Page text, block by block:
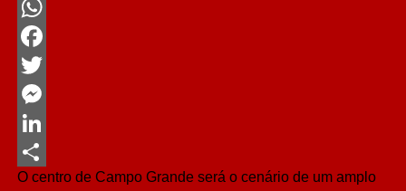
WhatsApp
Facebook
Twitter
Messenger
LinkedIn
Share
O centro de Campo Grande será o cenário de um amplo